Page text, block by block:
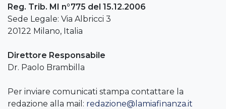
Reg. Trib. MI n°775 del 15.12.2006
Sede Legale: Via Albricci 3
20122 Milano, Italia
Direttore Responsabile
Dr. Paolo Brambilla
Per inviare comunicati stampa contattare la
redazione alla mail: redazione@lamiafinanza.it